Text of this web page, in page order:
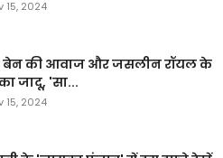
15, 2024
बेन की आवाज और जसलीन रॉयल के
जादू, 'सा...
15, 2024